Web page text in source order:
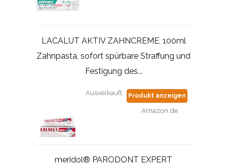
LACALUT AKTIV ZAHNCREME, 100ml
Zahnpasta, sofort spürbare Straffung und
Festigung des...
Ausverkauft Produkt anzeigen
Amazon.de
meridol® PARODONT EXPERT